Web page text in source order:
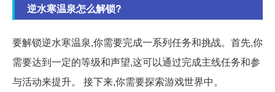
逆水寒温泉怎么解锁?
要解锁逆水寒温泉,你需要完成一系列任务和挑战。首先,你
需要达到一定的等级和声望,这可以通过完成主线任务和参
与活动来提升。 接下来,你需要探索游戏世界中。